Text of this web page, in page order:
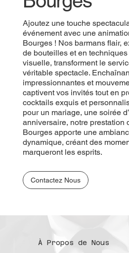
Ajoutez une touche
événement avec une
Bourges ! Nos barmans flair,
de bouteilles et en
visuelle, transforment le
véritable spectacle.
impressionnantes et
captivent vos invités tout en
cocktails exquis et
pour un mariage, une soirée
anniversaire, notre prestation
Bourges apporte une
dynamique, créant des
marqueront les esprits.
Contactez Nous
À Propos de Nous